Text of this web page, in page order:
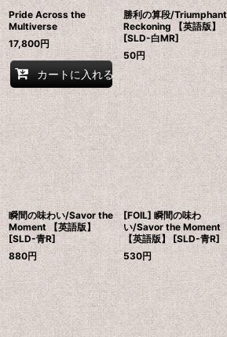
絞り込む
Pride Across the
Multiverse
17,800円
カートに入れる
勝利の算段/Triumphant
Reckoning 【英語版】
[SLD-白MR]
50円
瞬間の味わい/Savor the
Moment 【英語版】
[SLD-青R]
880円
[FOIL] 瞬間の味わ
い/Savor the Moment
【英語版】 [SLD-青R]
530円